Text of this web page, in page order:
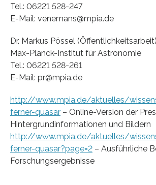
Tel.: 06221 528-247
E-Mail: venemans@mpia.de
Dr. Markus Pössel (Öffentlichkeitsarbeit)
Max-Planck-Institut für Astronomie
Tel.: 06221 528-261
E-Mail: pr@mpia.de
http://www.mpia.de/aktuelles/
ferner-quasar – Online-Version der
Hintergrundinformationen und Bildern
http://www.mpia.de/aktuelles/
ferner-quasar?page=2 – Ausführliche
Forschungsergebnisse